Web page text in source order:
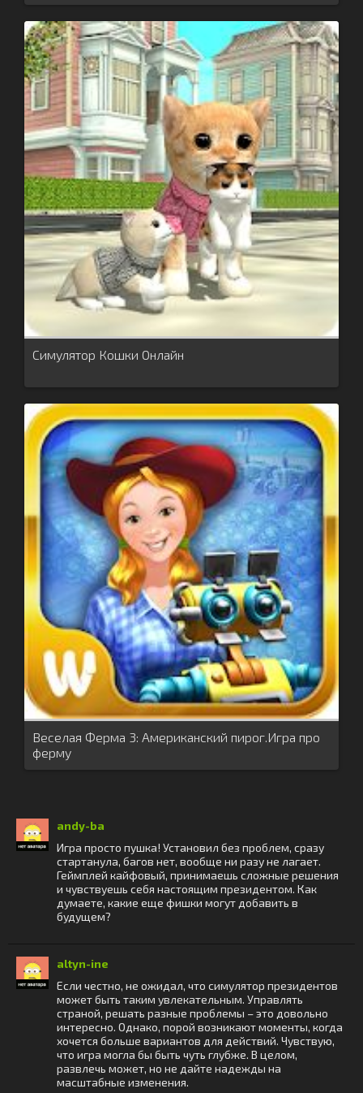
Симулятор Кошки Онлайн
Веселая Ферма 3: Американский пирог.Игра про
ферму
andy-ba
Игра просто пушка! Установил без проблем, сразу
стартанула, багов нет, вообще ни разу не лагает.
Геймплей кайфовый, принимаешь сложные решения
и чувствуешь себя настоящим президентом. Как
думаете, какие еще фишки могут добавить в
будущем?
altyn-ine
Если честно, не ожидал, что симулятор президентов
может быть таким увлекательным. Управлять
страной, решать разные проблемы – это довольно
интересно. Однако, порой возникают моменты, когда
хочется больше вариантов для действий. Чувствую,
что игра могла бы быть чуть глубже. В целом,
развлечь может, но не дайте надежды на
масштабные изменения.